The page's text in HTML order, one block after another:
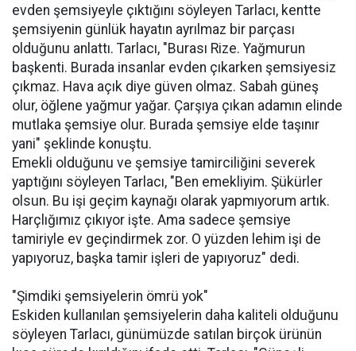
evden şemsiyeyle çıktığını söyleyen Tarlacı, kentte
şemsiyenin günlük hayatın ayrılmaz bir parçası
olduğunu anlattı. Tarlacı, "Burası Rize. Yağmurun
başkenti. Burada insanlar evden çıkarken şemsiyesiz
çıkmaz. Hava açık diye güven olmaz. Sabah güneş
olur, öğlene yağmur yağar. Çarşıya çıkan adamın elinde
mutlaka şemsiye olur. Burada şemsiye elde taşınır
yani" şeklinde konuştu.
Emekli olduğunu ve şemsiye tamirciliğini severek
yaptığını söyleyen Tarlacı, "Ben emekliyim. Şükürler
olsun. Bu işi geçim kaynağı olarak yapmıyorum artık.
Harçlığımız çıkıyor işte. Ama sadece şemsiye
tamiriyle ev geçindirmek zor. O yüzden lehim işi de
yapıyoruz, başka tamir işleri de yapıyoruz" dedi.
"Şimdiki şemsiyelerin ömrü yok"
Eskiden kullanılan şemsiyelerin daha kaliteli olduğunu
söyleyen Tarlacı, günümüzde satılan birçok ürünün